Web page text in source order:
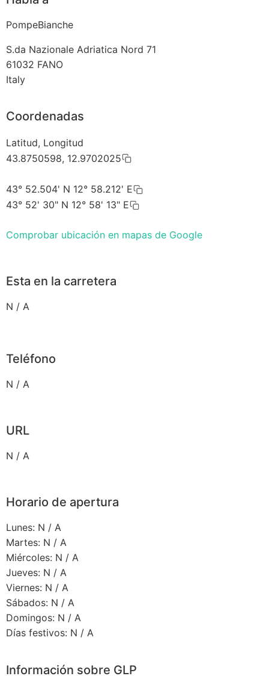
PompeBianche
S.da Nazionale Adriatica Nord 71
61032 FANO
Italy
Coordenadas
Latitud, Longitud
43.8750598, 12.9702025
43° 52.504' N 12° 58.212' E
43° 52' 30" N 12° 58' 13" E
Comprobar ubicación en mapas de Google
Esta en la carretera
N / A
Teléfono
N / A
URL
N / A
Horario de apertura
Lunes: N / A
Martes: N / A
Miércoles: N / A
Jueves: N / A
Viernes: N / A
Sábados: N / A
Domingos: N / A
Días festivos: N / A
Información sobre GLP